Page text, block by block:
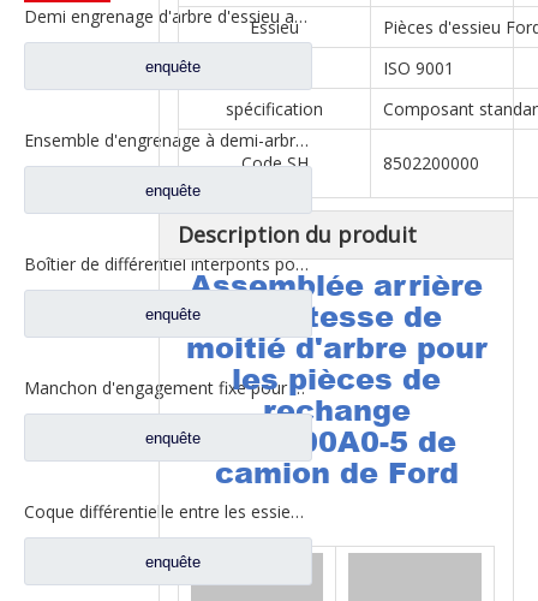
Demi engrenage d'arbre d'essieu arrière pour pièces de rechange de camion Ford CE0402M0-9
enquête
Ensemble d'engrenage à demi-arbre arrière pour pièces de rechange de camion Ford CD0041A0-6
enquête
Boîtier de différentiel interponts pour pièces de camion Fuwa AY0412M0-8
enquête
Manchon d'engagement fixe pour pièces de rechange de camion Ford 2SBF0052M0-0
enquête
Coque différentielle entre les essieux pour pièces de camion Fuwa AZ0042M0-8
enquête
Essieu
Pièces d'essieu
ISO 9001
spécification
Composant
Code SH 8502200000
Description du produit
Assemblée arrière
de vitesse de
moitié d'arbre pour
les pièces de
rechange
CE0400A0-5 de
camion de Ford